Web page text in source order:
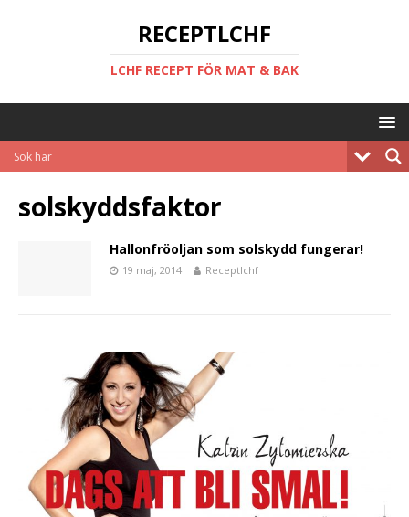
RECEPTLCHF
LCHF RECEPT FÖR MAT & BAK
solskyddsfaktor
Hallonfröoljan som solskydd fungerar!
19 maj, 2014 Receptlchf